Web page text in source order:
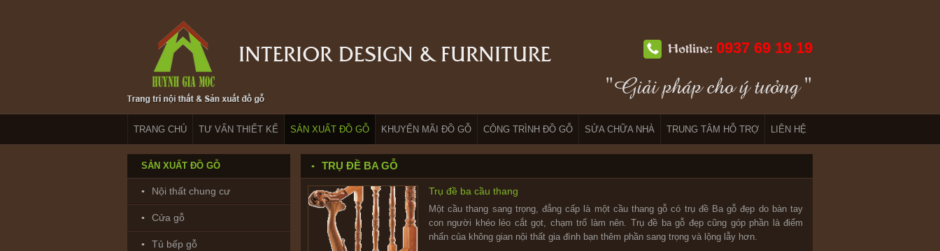
Hotline: 0937 69 19 19
TRANG CHỦ TƯ VẤN THIẾT KẾ SẢN XUẤT ĐỒ GỖ KHUYẾN MÃI ĐỒ GỖ CÔNG TRÌNH ĐỒ GỖ SỬA CHỮA NHÀ TRUNG TÂM HỖ TRỢ LIÊN HỆ
SẢN XUẤT ĐỒ GỖ
Nội thất chung cư
Cửa gỗ
Tủ bếp gỗ
TRỤ ĐỀ BA GỖ
Trụ đề ba cầu thang
Một cầu thang sang trọng, đẳng cấp là một cầu thang gỗ có trụ đề Ba gỗ đẹp do bàn tay
con người khéo léo cắt gọt, chạm trổ làm nên. Trụ đề ba gỗ đẹp cũng góp phần là điểm
nhấn của không gian nội thất gia đình bạn thêm phần sang trọng và lộng lẫy hơn.